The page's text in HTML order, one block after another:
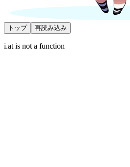
トップ 再読み込み
i.at is not a function